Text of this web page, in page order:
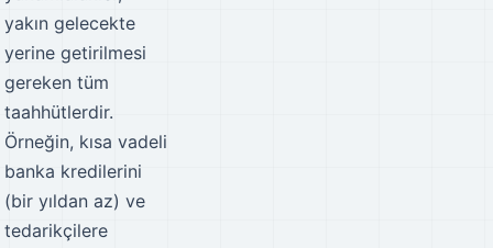
yakın gelecekte
yerine getirilmesi
gereken tüm
taahhütlerdir.
Örneğin, kısa vadeli
banka kredilerini
(bir yıldan az) ve
tedarikçilere